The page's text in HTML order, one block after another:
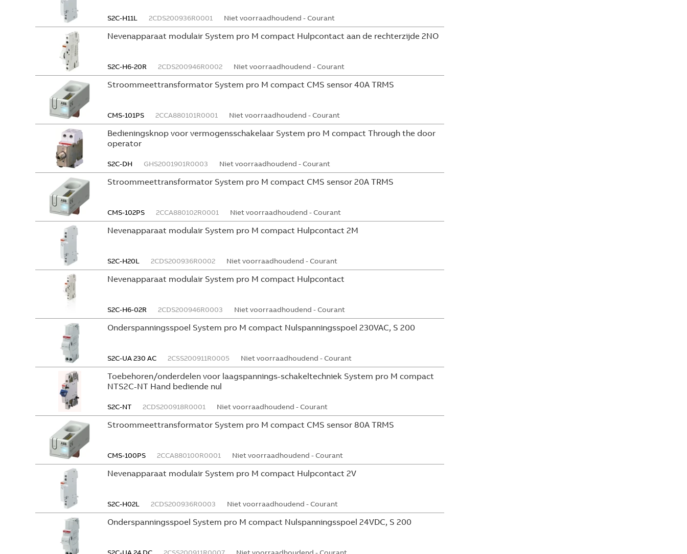
S2C-H11L 2CDS200936R0001 Niet voorraadhoudend - Courant
Nevenapparaat modulair System pro M compact Hulpcontact aan de rechterzijde 2NO
S2C-H6-20R 2CDS200946R0002 Niet voorraadhoudend - Courant
Stroommeettransformator System pro M compact CMS sensor 40A TRMS
CMS-101PS 2CCA880101R0001 Niet voorraadhoudend - Courant
Bedieningsknop voor vermogensschakelaar System pro M compact Through the door
operator
S2C-DH GHS2001901R0003 Niet voorraadhoudend - Courant
Stroommeettransformator System pro M compact CMS sensor 20A TRMS
CMS-102PS 2CCA880102R0001 Niet voorraadhoudend - Courant
Nevenapparaat modulair System pro M compact Hulpcontact 2M
S2C-H20L 2CDS200936R0002 Niet voorraadhoudend - Courant
Nevenapparaat modulair System pro M compact Hulpcontact
S2C-H6-02R 2CDS200946R0003 Niet voorraadhoudend - Courant
Onderspanningsspoel System pro M compact Nulspanningsspoel 230VAC, S 200
S2C-UA 230 AC 2CSS200911R0005 Niet voorraadhoudend - Courant
Toebehoren/onderdelen voor laagspannings-schakeltechniek System pro M compact
NTS2C-NT Hand bediende nul
S2C-NT 2CDS200918R0001 Niet voorraadhoudend - Courant
Stroommeettransformator System pro M compact CMS sensor 80A TRMS
CMS-100PS 2CCA880100R0001 Niet voorraadhoudend - Courant
Nevenapparaat modulair System pro M compact Hulpcontact 2V
S2C-H02L 2CDS200936R0003 Niet voorraadhoudend - Courant
Onderspanningsspoel System pro M compact Nulspanningsspoel 24VDC, S 200